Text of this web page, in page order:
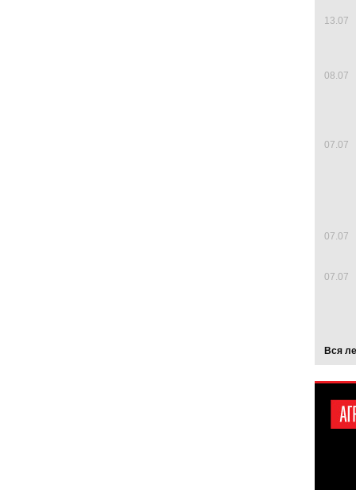
13.07
08.07
07.07
07.07
07.07
Вся